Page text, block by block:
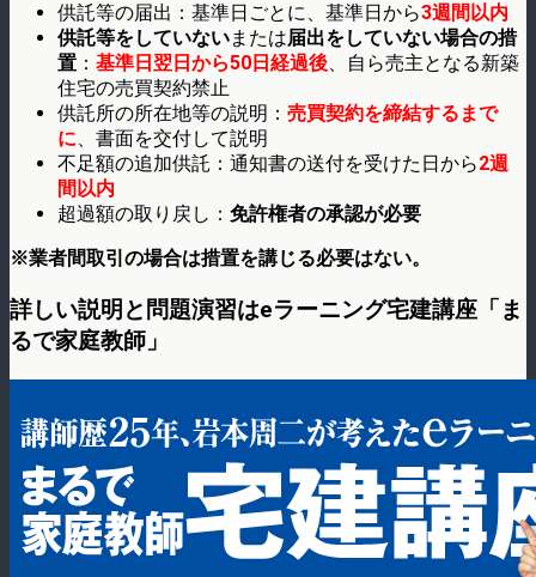
供託等の届出：基準日ごとに、基準日から3週間以内
供託等をしていないまたは届出をしていない場合の措
置 ： 基準日翌日から50日経過後、自ら売主となる新築
住宅の売買契約禁止
供託所の所在地等の説明： 売買契約を締結するまで
に、書面を交付して説明
不足額の追加供託：通知書の送付を受けた日から2週
間以内
超過額の取り戻し： 免許権者の承認が必要
※業者間取引の場合は措置を講じる必要はない。
詳しい説明と問題演習はeラーニング宅建講座「ま
るで家庭教師」